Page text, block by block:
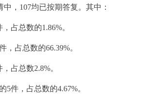
，107均已按期答复。其中：
占总数的1.86%。
占总数的66.39%。
占总数2.8%。
，占总数的4.67%。